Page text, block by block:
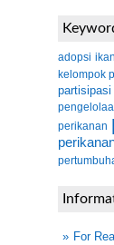
adopsi
kelompok
partisipasi
perikanan
For